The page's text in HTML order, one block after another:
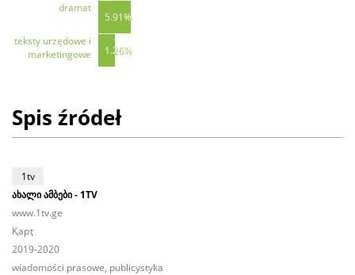
dramat
5.91%
teksty urzędowe i
marketingowe
1.26%
Spis źródeł
1tv
ახალი ამბები - 1TV
www.1tv.ge
Қарҭ
2019-2020
wiadomości prasowe, publicystyka